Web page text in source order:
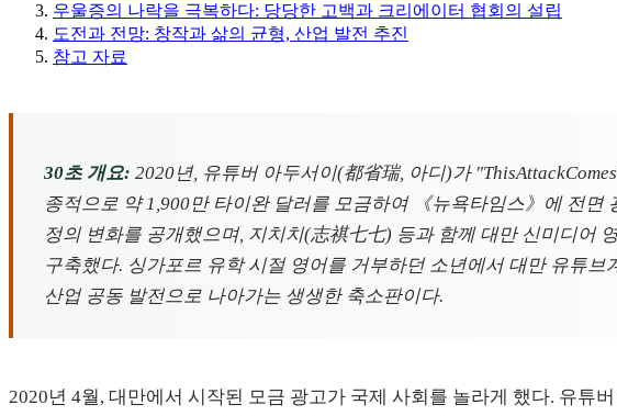
우울증의 나락을 극복하다: 당당한 고백과 크리에이터 협회의 설립
도전과 전망: 창작과 삶의 균형, 산업 발전 추진
참고 자료
30초 개요: 2020년, 유튜버 아두서이(都省瑞, 아디)가
종적으로 약 1,900만 타이완 달러를 모금하여 《뉴욕타임스》에 전
정의 변화를 공개했으며, 지치치(志祺七七) 등과 함께 대만 신미디어
구축했다. 싱가포르 유학 시절 영어를 거부하던 소년에서 대만 유튜
산업 공동 발전으로 나아가는 생생한 축소판이다.
2020년 4월, 대만에서 시작된 모금 광고가 국제 사회를 놀라게 했다. 유튜